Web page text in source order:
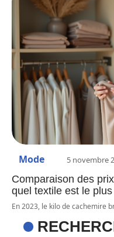
Mode 5 novembre
Comparaison des
quel textile est le
En 2023, le kilo de cachemire